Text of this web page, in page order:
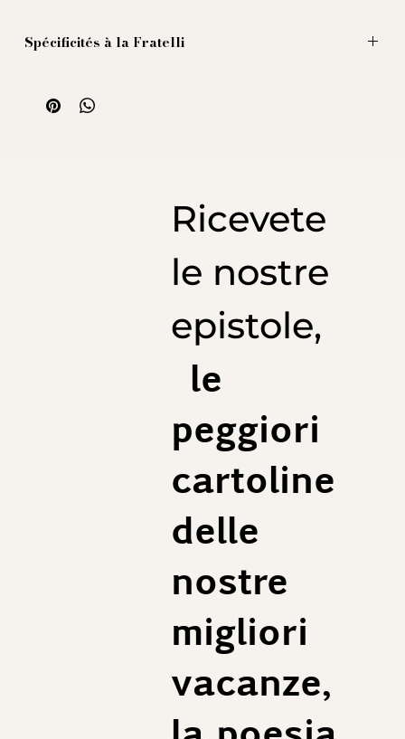
Spécificités à la Fratelli
sort toujours mouillés. Le problème est finalement
résolu par cette veste en coton nid d’abeille. Une
Ricevete
le nostre
epistole,
le
peggiori
cartoline
delle
nostre
migliori
vacanze,